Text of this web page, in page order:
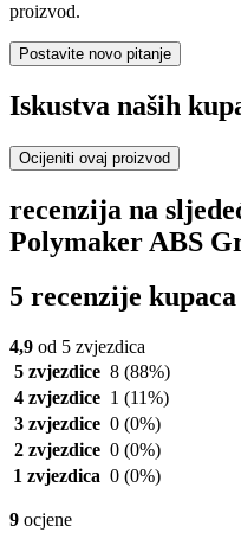
proizvod.
Postavite novo pitanje
Iskustva naših
Ocijeniti ovaj proizvod
recenzija na
Polymaker ABS
5 recenzije
4,9 od 5 zvjezdica
5 zvjezdice 8 (88%)
4 zvjezdice 1 (11%)
3 zvjezdice 0 (0%)
2 zvjezdice 0 (0%)
1 zvjezdica 0 (0%)
9 ocjene